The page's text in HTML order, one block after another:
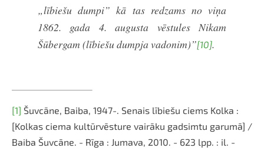
„lībiešu dumpi” kā tas redzams no viņa
1862. gada 4. augusta vēstules Nikam
Šūbergam (lībiešu dumpja vadonim)”[10].
[1] Šuvcāne, Baiba, 1947-. Senais lībiešu ciems Kolka :
[Kolkas ciema kultūrvēsture vairāku gadsimtu garumā] /
Baiba Šuvcāne. - Rīga : Jumava, 2010. - 623 lpp. : il. -